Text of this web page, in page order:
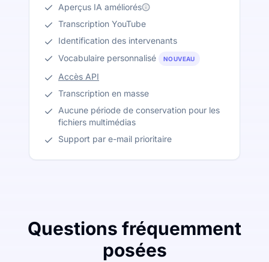
Aperçus IA améliorés
Transcription YouTube
Identification des intervenants
Vocabulaire personnalisé
NOUVEAU
Accès API
Transcription en masse
Aucune période de conservation pour les
fichiers multimédias
Support par e-mail prioritaire
Questions fréquemment
posées